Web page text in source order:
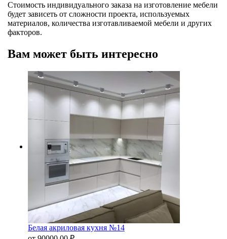
Стоимость индивидуального заказа на изготовление мебели
будет зависеть от сложности проекта, используемых
материалов, количества изготавливаемой мебели и других
факторов.
Вам может быть интересно
Белая акриловая кухня №14